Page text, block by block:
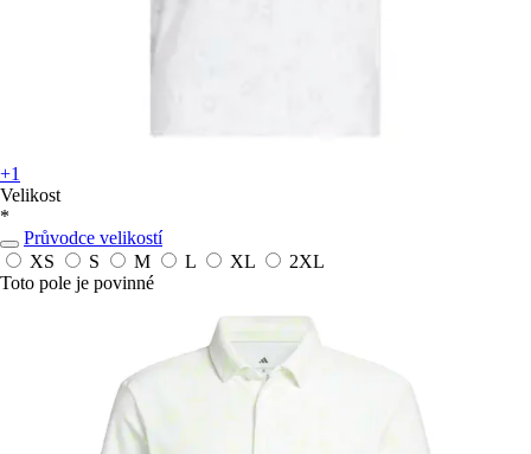
+1
Velikost
*
Průvodce velikostí
XS
S M L XL
2XL
Toto pole je povinné